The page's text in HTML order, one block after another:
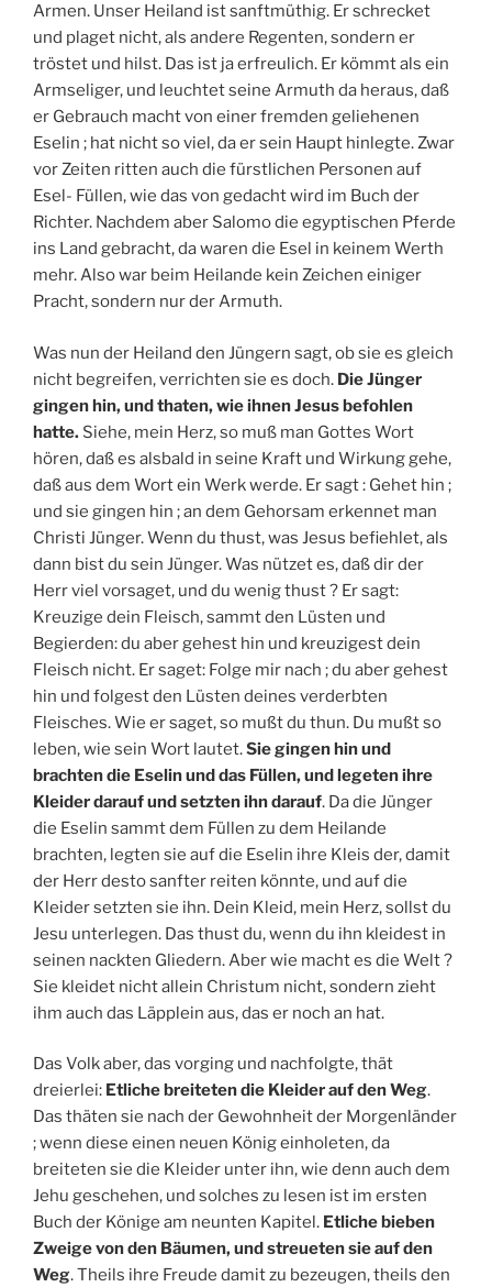
Armen. Unser Heiland ist sanftmüthig. Er schrecket
und plaget nicht, als andere Regenten, sondern er
tröstet und hilst. Das ist ja erfreulich. Er kömmt als ein
Armseliger, und leuchtet seine Armuth da heraus, daß
er Gebrauch macht von einer fremden geliehenen
Eselin ; hat nicht so viel, da er sein Haupt hinlegte. Zwar
vor Zeiten ritten auch die fürstlichen Personen auf
Esel- Füllen, wie das von gedacht wird im Buch der
Richter. Nachdem aber Salomo die egyptischen Pferde
ins Land gebracht, da waren die Esel in keinem Werth
mehr. Also war beim Heilande kein Zeichen einiger
Pracht, sondern nur der Armuth.
Was nun der Heiland den Jüngern sagt, ob sie es gleich
nicht begreifen, verrichten sie es doch. Die Jünger
gingen hin, und thaten, wie ihnen Jesus befohlen
hatte. Siehe, mein Herz, so muß man Gottes Wort
hören, daß es alsbald in seine Kraft und Wirkung gehe,
daß aus dem Wort ein Werk werde. Er sagt : Gehet hin ;
und sie gingen hin ; an dem Gehorsam erkennet man
Christi Jünger. Wenn du thust, was Jesus befiehlet, als
dann bist du sein Jünger. Was nützet es, daß dir der
Herr viel vorsaget, und du wenig thust ? Er sagt:
Kreuzige dein Fleisch, sammt den Lüsten und
Begierden: du aber gehest hin und kreuzigest dein
Fleisch nicht. Er saget: Folge mir nach ; du aber gehest
hin und folgest den Lüsten deines verderbten
Fleisches. Wie er saget, so mußt du thun. Du mußt so
leben, wie sein Wort lautet.Sie gingen hin und
brachten die Eselin und das Füllen, und legeten ihre
Kleider darauf und setzten ihn darauf. Da die Jünger
die Eselin sammt dem Füllen zu dem Heilande
brachten, legten sie auf die Eselin ihre Kleis der, damit
der Herr desto sanfter reiten könnte, und auf die
Kleider setzten sie ihn. Dein Kleid, mein Herz, sollst du
Jesu unterlegen. Das thust du, wenn du ihn kleidest in
seinen nackten Gliedern. Aber wie macht es die Welt ?
Sie kleidet nicht allein Christum nicht, sondern zieht
ihm auch das Läpplein aus, das er noch an hat.
Das Volk aber, das vorging und nachfolgte, thät
dreierlei: Etliche breiteten die Kleider auf den Weg.
Das thäten sie nach der Gewohnheit der Morgenländer
; wenn diese einen neuen König einholeten, da
breiteten sie die Kleider unter ihn, wie denn auch dem
Jehu geschehen, und solches zu lesen ist im ersten
Buch der Könige am neunten Kapitel. Etliche bieben
Zweige von den Bäumen, und streueten sie auf den
Weg. Theils ihre Freude damit zu bezeugen, theils den